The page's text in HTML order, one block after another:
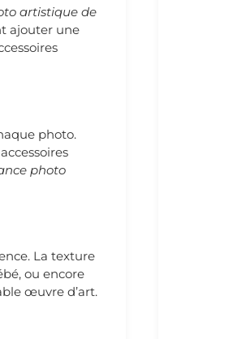
artistique de
ajouter une
photo.
photo
La texture
ou encore
œuvre d’art.